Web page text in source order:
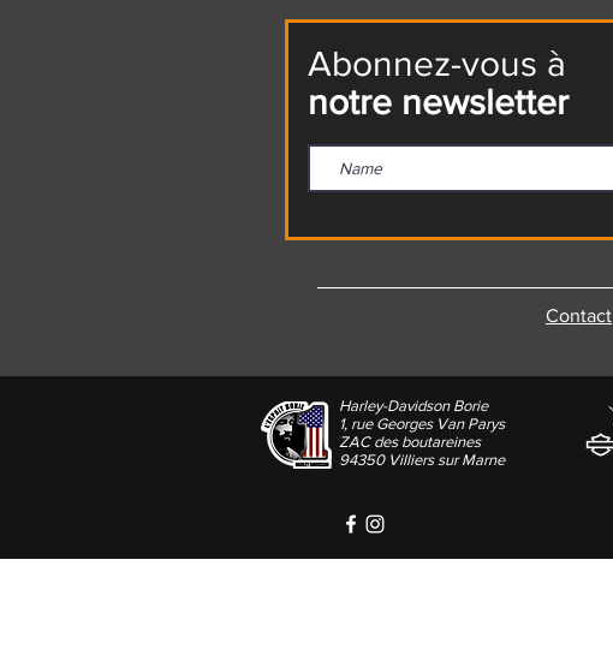
Abonnez-vous à
notre newsletter
Contact
Harley-Davidson Borie
1, rue Georges Van Parys
ZAC des boutareines
94350 Villiers sur Marne